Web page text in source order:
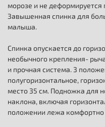
морозе и не деформируется
Завышенная спинка для
малыша.
Спинка опускается до
необычного крепления-
и прочная система. 3
полугоризонтальное,
место 35 см. Подножка для
наклона, включая
положении лежа комфортно